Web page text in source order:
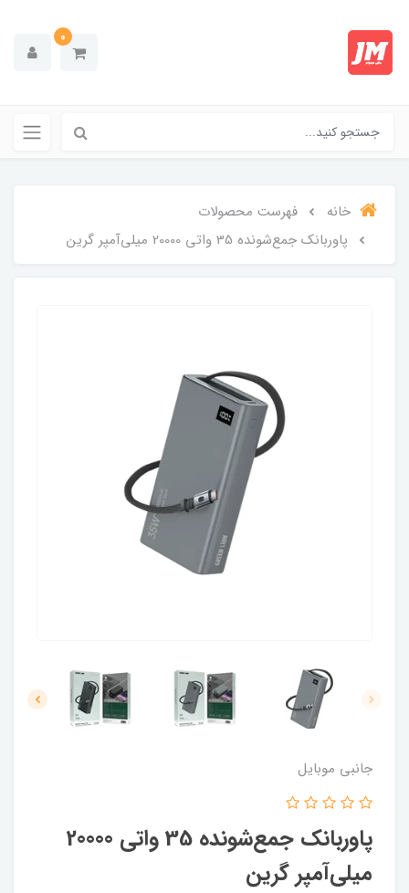
0
خانه
فهرست محصولات
پاوربانک جمع‌شونده 35 واتی 20000 میلی‌آمپر گرین
جانبی موبایل
پاوربانک جمع‌شونده 35 واتی 20000
میلی‌آمپر گرین